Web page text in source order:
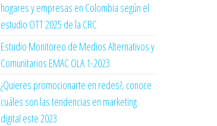
hogares y empresas en Colombia según el
estudio OTT 2025 de la CRC
Estudio Monitoreo de Medios Alternativos y
Comunitarios EMAC OLA 1-2023
¿Quieres promocionarte en redes?, conoce
cuáles son las tendencias en marketing
digital este 2023